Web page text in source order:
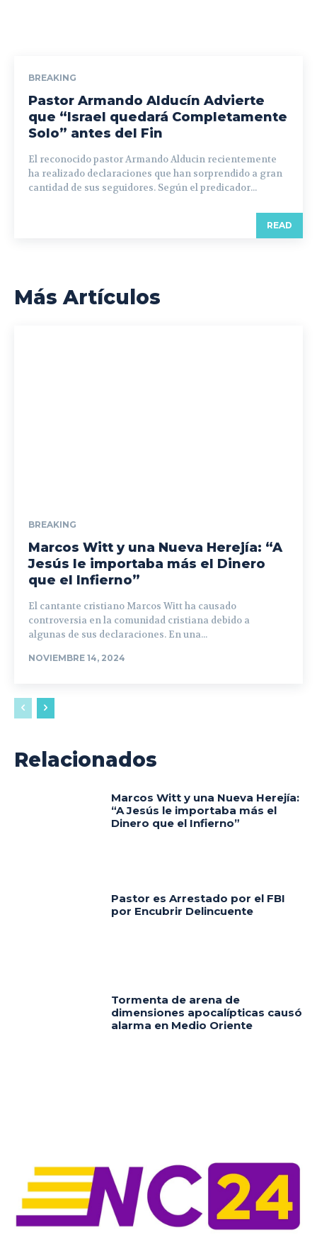
BREAKING
Pastor Armando Alducín Advierte
que “Israel quedará Completamente
Solo” antes del Fin
El reconocido pastor Armando Alducin recientemente
ha realizado declaraciones que han sorprendido a gran
cantidad de sus seguidores. Según el predicador...
READ
Más Artículos
BREAKING
Marcos Witt y una Nueva Herejía: “A
Jesús le importaba más el Dinero
que el Infierno”
El cantante cristiano Marcos Witt ha causado
controversia en la comunidad cristiana debido a
algunas de sus declaraciones. En una...
NOVIEMBRE 14, 2024
Relacionados
Marcos Witt y una Nueva Herejía:
“A Jesús le importaba más el
Dinero que el Infierno”
Pastor es Arrestado por el FBI
por Encubrir Delincuente
Tormenta de arena de
dimensiones apocalípticas causó
alarma en Medio Oriente